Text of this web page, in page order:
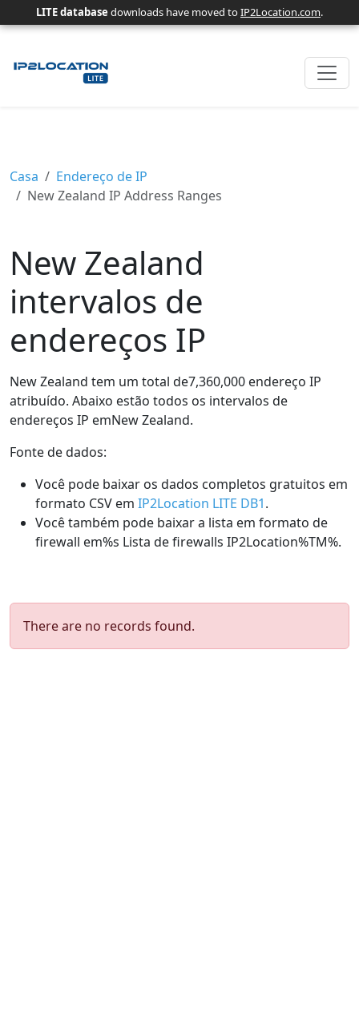
LITE database downloads have moved toIP2Location.com.
Casa
Endereço de IP
New Zealand IP Address Ranges
New Zealand
intervalos de
endereços IP
New Zealand tem um total de7,360,000 endereço IP
atribuído. Abaixo estão todos os intervalos de
endereços IP emNew Zealand.
Fonte de dados:
Você pode baixar os dados completos gratuitos em
formato CSV em IP2Location LITE DB1.
Você também pode baixar a lista em formato de
firewall em%s Lista de firewalls IP2Location%TM%.
There are no records found.